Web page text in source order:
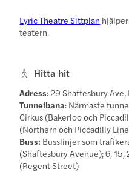
Lyric Theatre Sittplan
teatern.
Hitta hit
Adress: 29 Shaftesbury
Tunnelbana: Närmaste
Cirkus (Bakerloo och
(Northern och Piccadilly
Buss: Busslinjer som
(Shaftesbury Avenue); 6,
(Regent Street)